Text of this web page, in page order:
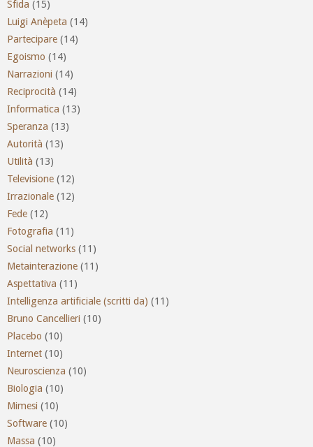
Sfida (15)
Luigi Anèpeta (14)
Partecipare (14)
Egoismo (14)
Narrazioni (14)
Reciprocità (14)
Informatica (13)
Speranza (13)
Autorità (13)
Utilità (13)
Televisione (12)
Irrazionale (12)
Fede (12)
Fotografia (11)
Social networks (11)
Metainterazione (11)
Aspettativa (11)
Intelligenza artificiale (scritti da) (11)
Bruno Cancellieri (10)
Placebo (10)
Internet (10)
Neuroscienza (10)
Biologia (10)
Mimesi (10)
Software (10)
Massa (10)